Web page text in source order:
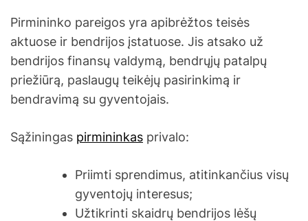
Pirmininko pareigos yra apibrėžtos teisės
aktuose ir bendrijos įstatuose. Jis atsako už
bendrijos finansų valdymą, bendrųjų patalpų
priežiūrą, paslaugų teikėjų pasirinkimą ir
bendravimą su gyventojais.
Sąžiningas pirmininkas privalo:
Priimti sprendimus, atitinkančius visų
gyventojų interesus;
Užtikrinti skaidrų bendrijos lėšų